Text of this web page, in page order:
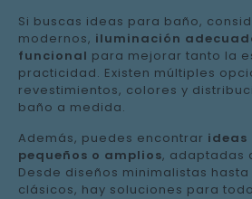
Si buscas ideas para baño,
modernos, iluminación
funcional para mejorar tanto la
practicidad. Existen múltiples
revestimientos, colores y
baño a medida.
Además, puedes encontrar ideas
pequeños o amplios, adaptadas
Desde diseños minimalistas
clásicos, hay soluciones para